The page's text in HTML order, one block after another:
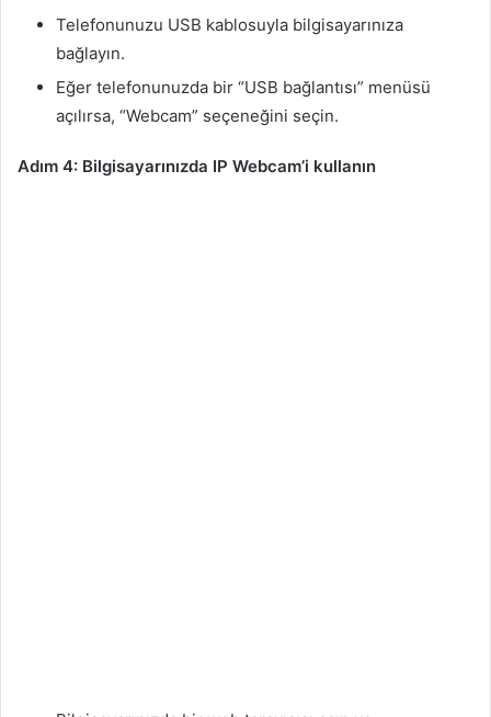
Telefonunuzu USB kablosuyla bilgisayarınıza
bağlayın.
Eğer telefonunuzda bir “USB bağlantısı” menüsü
açılırsa, “Webcam” seçeneğini seçin.
Adım 4: Bilgisayarınızda IP Webcam’i kullanın